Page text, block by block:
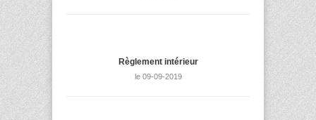
Règlement intérieur
le 09-09-2019